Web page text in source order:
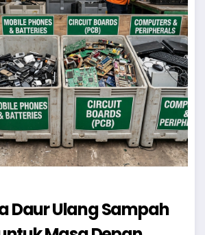
Daur Ulang Sampah